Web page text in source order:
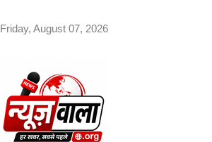
Friday, August 07, 2026